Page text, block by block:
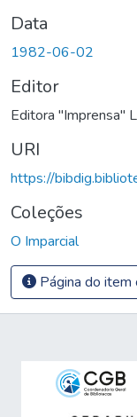
Data
1982-06-02
Editor
Editora "Imprensa"
URI
https://
Coleções
O Imparcial
Página do